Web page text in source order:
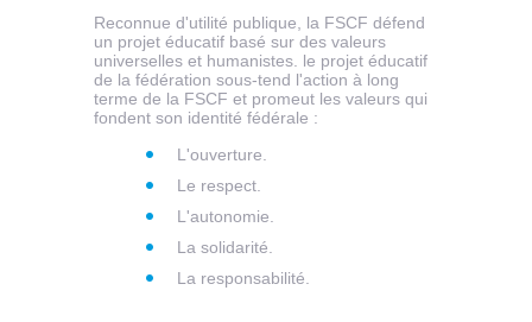
Reconnue d'utilité publique, la FSCF défend
un projet éducatif basé sur des valeurs
universelles et humanistes. le projet éducatif
de la fédération sous-tend l'action à long
terme de la FSCF et promeut les valeurs qui
fondent son identité fédérale :
L'ouverture.
Le respect.
L'autonomie.
La solidarité.
La responsabilité.